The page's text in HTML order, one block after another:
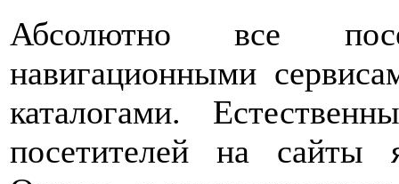
Абсолютно все
навигационными
каталогами.
посетителей на сайты